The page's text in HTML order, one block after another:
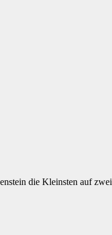
die Kleinsten auf zwei